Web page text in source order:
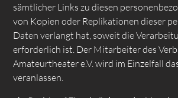
sämtlicher Links zu diesen
von Kopien oder Replikationen dieser
Daten verlangt hat, soweit die
erforderlich ist. Der Mitarbeiter des
Amateurtheater e.V. wird im Einzelfall
veranlassen.